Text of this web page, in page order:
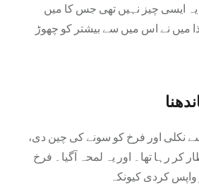
ایسی چیز نہیں تھی جس کا میں
میں نے اس میں سے بیشتر کو چھوڑ
اور فرخ کو سونے کی چین دی،
کر رہا تھا۔ اور یہ لمحہ آگیا۔ فرخ